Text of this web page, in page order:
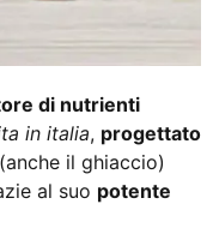
di nutrienti
in italia, progettato
(anche il ghiaccio)
al suo potente